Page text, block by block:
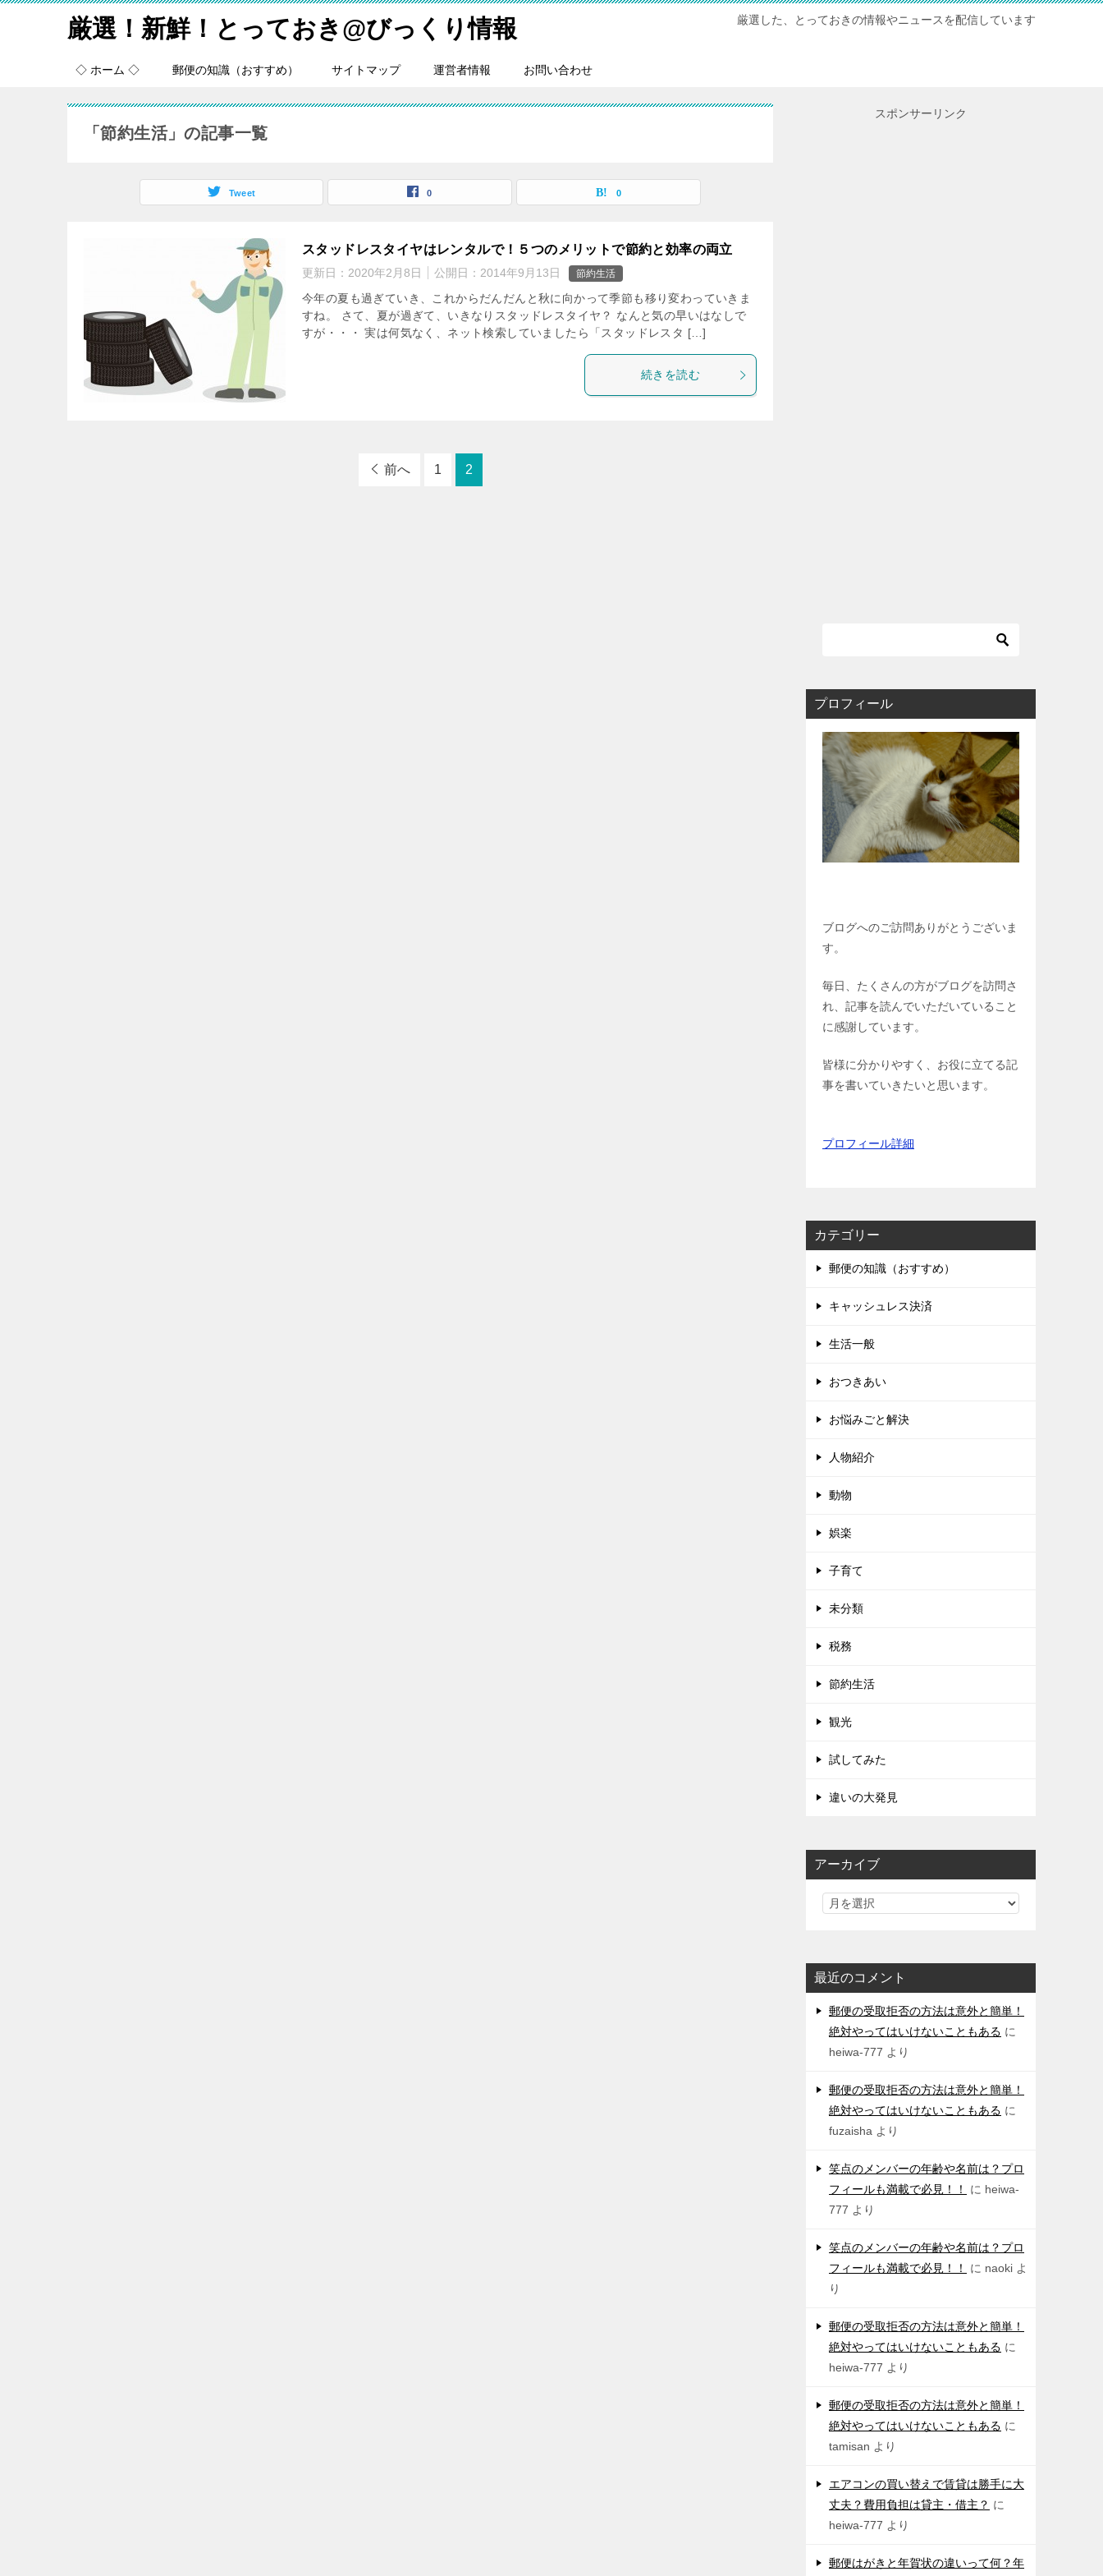
厳選！新鮮！とっておき@びっくり情報 厳選した、とっておきの情報やニュースを配信しています
◇ ホーム ◇ 郵便の知識（おすすめ） サイトマップ 運営者情報 お問い合わせ
「節約生活」の記事一覧
Tweet 0 0
スタッドレスタイヤはレンタルで！５つのメリットで節約と効率の両立
更新日： 2020年2月8日 公開日： 2014年9月13日 節約生活
今年の夏も過ぎていき、これからだんだんと秋に向かって季節も移り変わっていきま
すね。 さて、夏が過ぎて、いきなりスタッドレスタイヤ？ なんと気の早いはなしで
すが・・・ 実は何気なく、ネット検索していましたら「スタッドレスタ […]
続きを読む
前へ 1 2
スポンサーリンク
プロフィール
ブログへのご訪問ありがとうございま
す。
毎日、たくさんの方がブログを訪問さ
れ、記事を読んでいただいていること
に感謝しています。
皆様に分かりやすく、お役に立てる記
事を書いていきたいと思います。
プロフィール詳細
カテゴリー
郵便の知識（おすすめ）
キャッシュレス決済
生活一般
おつきあい
お悩みごと解決
人物紹介
動物
娯楽
子育て
未分類
税務
節約生活
観光
試してみた
違いの大発見
アーカイブ
最近のコメント
郵便の受取拒否の方法は意外と簡単！
絶対やってはいけないこともある に
heiwa-777 より
郵便の受取拒否の方法は意外と簡単！
絶対やってはいけないこともある に
fuzaisha より
笑点のメンバーの年齢や名前は？プロ
フィールも満載で必見！！
に heiwa-
777 より
笑点のメンバーの年齢や名前は？プロ
フィールも満載で必見！！
に naoki よ
り
郵便の受取拒否の方法は意外と簡単！
絶対やってはいけないこともある に
heiwa-777 より
郵便の受取拒否の方法は意外と簡単！
絶対やってはいけないこともある に
tamisan より
エアコンの買い替えで賃貸は勝手に大
丈夫？費用負担は貸主・借主？ に
heiwa-777 より
郵便はがきと年賀状の違いって何？年